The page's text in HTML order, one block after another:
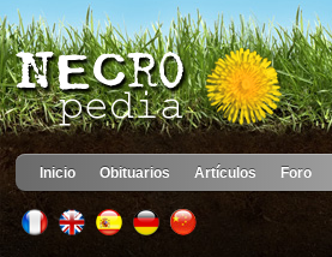
Inicio Obituarios Artículos Foro